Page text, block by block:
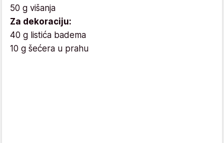
50 g višanja
Za dekoraciju:
40 g listića badema
10 g šećera u prahu